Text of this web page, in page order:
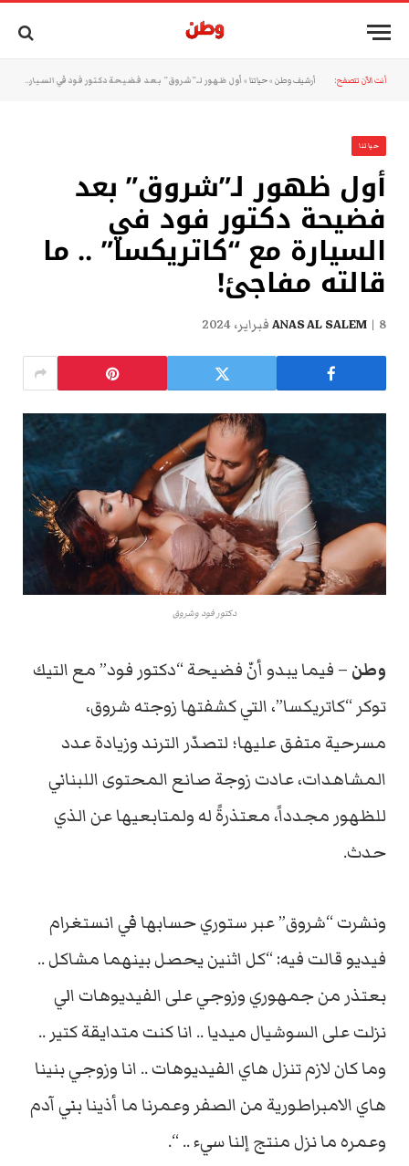
أنت الآن تتصفح: أرشيف وطن »حياتنا » أول ظهور لـ”شروق” بعد فضيحة دكتور فود في السيارة مع “كاتريكسا” .. ما قالته مفاجئ!
حياتنا
أول ظهور لـ”شروق” بعد
فضيحة دكتور فود في
السيارة مع “كاتريكسا” .. ما
قالته مفاجئ!
ANAS AL SALEM 8 فبراير، 2024
دكتور فود وشروق
وطن – فيما يبدو أنّ فضيحة “دكتور فود” مع التيك
توكر “كاتريكسا”، التي كشفتها زوجته شروق،
مسرحية متفق عليها؛ لتصدّر الترند وزيادة عدد
المشاهدات، عادت زوجة صانع المحتوى اللبناني
للظهور مجدداً، معتذرةً له ولمتابعيها عن الذي
حدث.
ونشرت “شروق” عبر ستوري حسابها في انستغرام
فيديو قالت فيه: “كل اثنين يحصل بينهما مشاكل ..
بعتذر من جمهوري وزوجي على الفيديوهات الي
نزلت على السوشيال ميديا .. انا كنت متدايقة كتير ..
وما كان لازم تنزل هاي الفيديوهات .. انا وزوجي بنينا
هاي الامبراطورية من الصفر وعمرنا ما أذينا بني آدم
وعمره ما نزل منتج إلنا سيء .. “.